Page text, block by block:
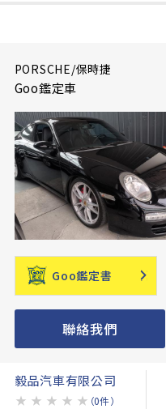
PORSCHE/保時捷
Goo鑑定車
Goo鑑定書
聯絡我們
毅品汽車有限公司
★ ★ ★ ★ ★ （0件）